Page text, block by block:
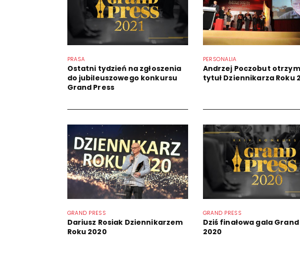
PRASA
Ostatni tydzień na zgłoszenia
do jubileuszowego konkursu
Grand Press
PERSONALIA
Andrzej Poczobut
tytuł Dziennikarza Roku
GRAND PRESS
Dariusz Rosiak Dziennikarzem
Roku 2020
GRAND PRESS
Dziś finałowa gala
2020